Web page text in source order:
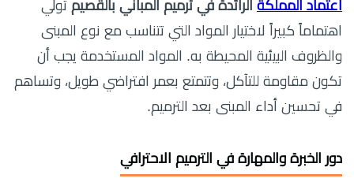
اعتماد المملكة الرائدة في ترميم المباني بالقصيم تولي
اهتماماً كبيراً لاختيار المواد التي تتناسب مع نوع المبنى
والظروف البيئية المحيطة به. المواد المستخدمة يجب أن
تكون مقاومة للتآكل، وتتمتع بعمر افتراضي طويل، وتساهم
في تحسين أداء المبنى بعد الترميم.
دور الخبرة والمهارة في الترميم الاحترافي